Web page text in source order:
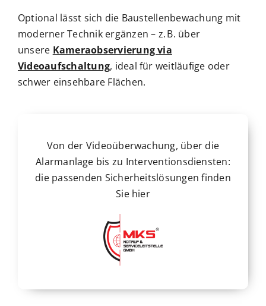
Optional lässt sich die Baustellenbewachung mit
moderner Technik ergänzen – z. B. über
unsere Kameraobservierung via
Videoaufschaltung, ideal für weitläufige oder
schwer einsehbare Flächen.
Von der Videoüberwachung, über die
Alarmanlage bis zu Interventionsdiensten:
die passenden Sicherheitslösungen finden
Sie hier